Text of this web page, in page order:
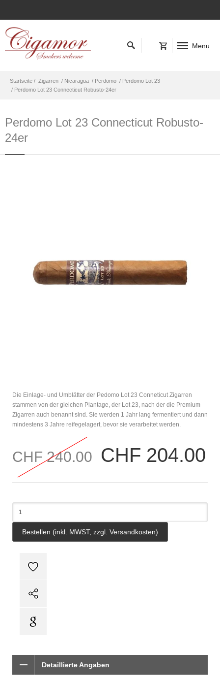
Menu
Startseite / Zigarren / Nicaragua / Perdomo / Perdomo Lot 23
/ Perdomo Lot 23 Connecticut Robusto-24er
Perdomo Lot 23 Connecticut Robusto-
24er
Die Einlage- und Umblätter der Pedomo Lot 23 Conneticut Zigarren
stammen von der gleichen Plantage, der Lot 23, nach der die Premium
Zigarren auch benannt sind. Sie werden 1 Jahr lang fermentiert und dann
mindestens 3 Jahre reifegelagert, bevor sie verarbeitet werden.
CHF 240.00 CHF 204.00
Detaillierte Angaben